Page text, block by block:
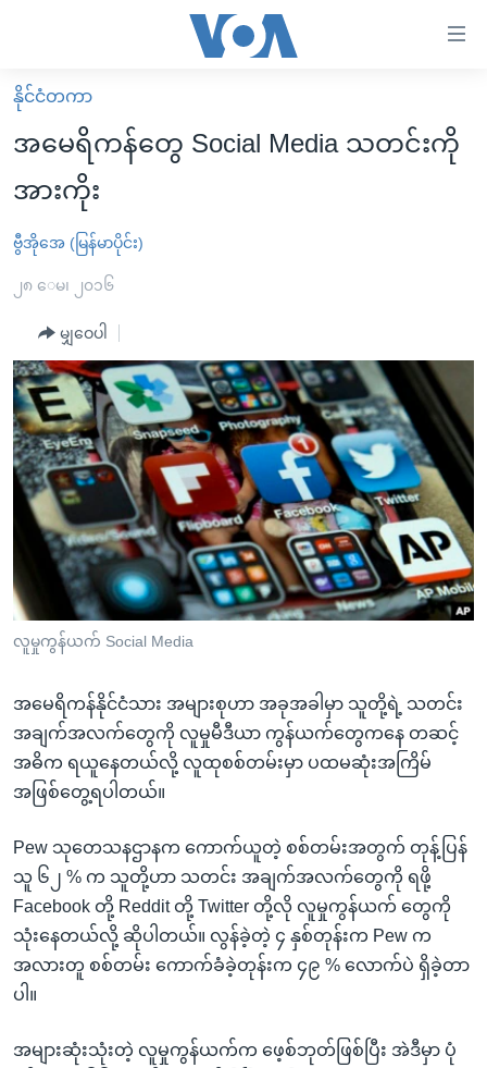
လွယ်ကူ
စေ
များ
ပင်မ
ကျော်
ကြည့်
ရန်
ပင်မ
ညွန်း
စာမျက်နှာ
သို့
ကျော်
ကြည့်
ရှာဖွေ
ရန်
နေရာ
သို့
ရန်
မူလစာမျက်နှာ
မြန်မာ
ကမ္ဘာ့သတင်းများ
နိုင်ငံတကာ
အမေရိကန်
အစ္စရေး-ပါလက်စတိုင်း
ဗွီဒီယို
သတင်းလွတ်လပ်ခွင့်
အင်္ဂလိပ်စာလေ့လာမယ်
အမေရိကန်သုံးအီဒီယံ
မကြေးမုံရဲ့ အင်္ဂလိပ်စာ
ရုပ်ရှင်ထဲက အင်္ဂလိပ်စာ
သုတပဒေသာ အင်္ဂလိပ်စာ
အပတ်စဉ်ကဏ္ဍများ
ရေဒီယို
တီဗွီ
ရေဒီယိုနှင့်ရုပ်သံ အချက်အလက်များ
ရေဒီယို/တီဗွီအစီအစဉ်
Learning English
ဗွီအိုအေ လူမှုကွန်ယက်များ
ဘာသာစကားများ
နိုင်ငံတကာ
အမေရိကန်တွေ Social Media သတင်းကို
အားကိုး
ဗွီအိုအေ (မြန်မာပိုင်း)
၂၈ ေမ၊ ၂၀၁၆
မျှဝေပါ
လူမှုကွန်ယက် Social Media
အမေရိကန်နိုင်ငံသား အများစုဟာ အခုအခါမှာ သူတို့ရဲ့ သတင်း
အချက်အလက်တွေကို လူမှုမီဒီယာ ကွန်ယက်တွေကနေ တဆင့်
အဓိက ရယူနေတယ်လို့ လူထုစစ်တမ်းမှာ ပထမဆုံးအကြိမ်
အဖြစ်တွေ့ရပါတယ်။
Pew သုတေသနဌာနက ကောက်ယူတဲ့ စစ်တမ်းအတွက် တုန့်ပြန်
သူ ၆၂ % က သူတို့ဟာ သတင်း အချက်အလက်တွေကို ရဖို့
Facebook တို့ Reddit တို့ Twitter တို့လို လူမှုကွန်ယက် တွေကို
သုံးနေတယ်လို့ ဆိုပါတယ်။ လွန်ခဲ့တဲ့ ၄ နှစ်တုန်းက Pew က
အလားတူ စစ်တမ်း ကောက်ခံခဲ့တုန်းက ၄၉ % လောက်ပဲ ရှိခဲ့တာ
ပါ။
အများဆုံးသုံးတဲ့ လူမှုကွန်ယက်က ဖေ့စ်ဘုတ်ဖြစ်ပြီး အဲဒီမှာ ပုံ